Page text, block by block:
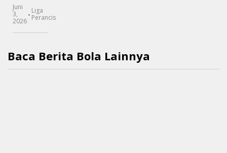
Juni
3,
2026
- Liga
Perancis
Baca Berita Bola Lainnya